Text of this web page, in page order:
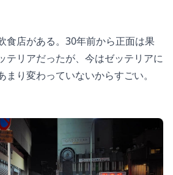
食店がある。30年前から正面は果
テリアだったが、今はゼッテリアに
り変わっていないからすごい。